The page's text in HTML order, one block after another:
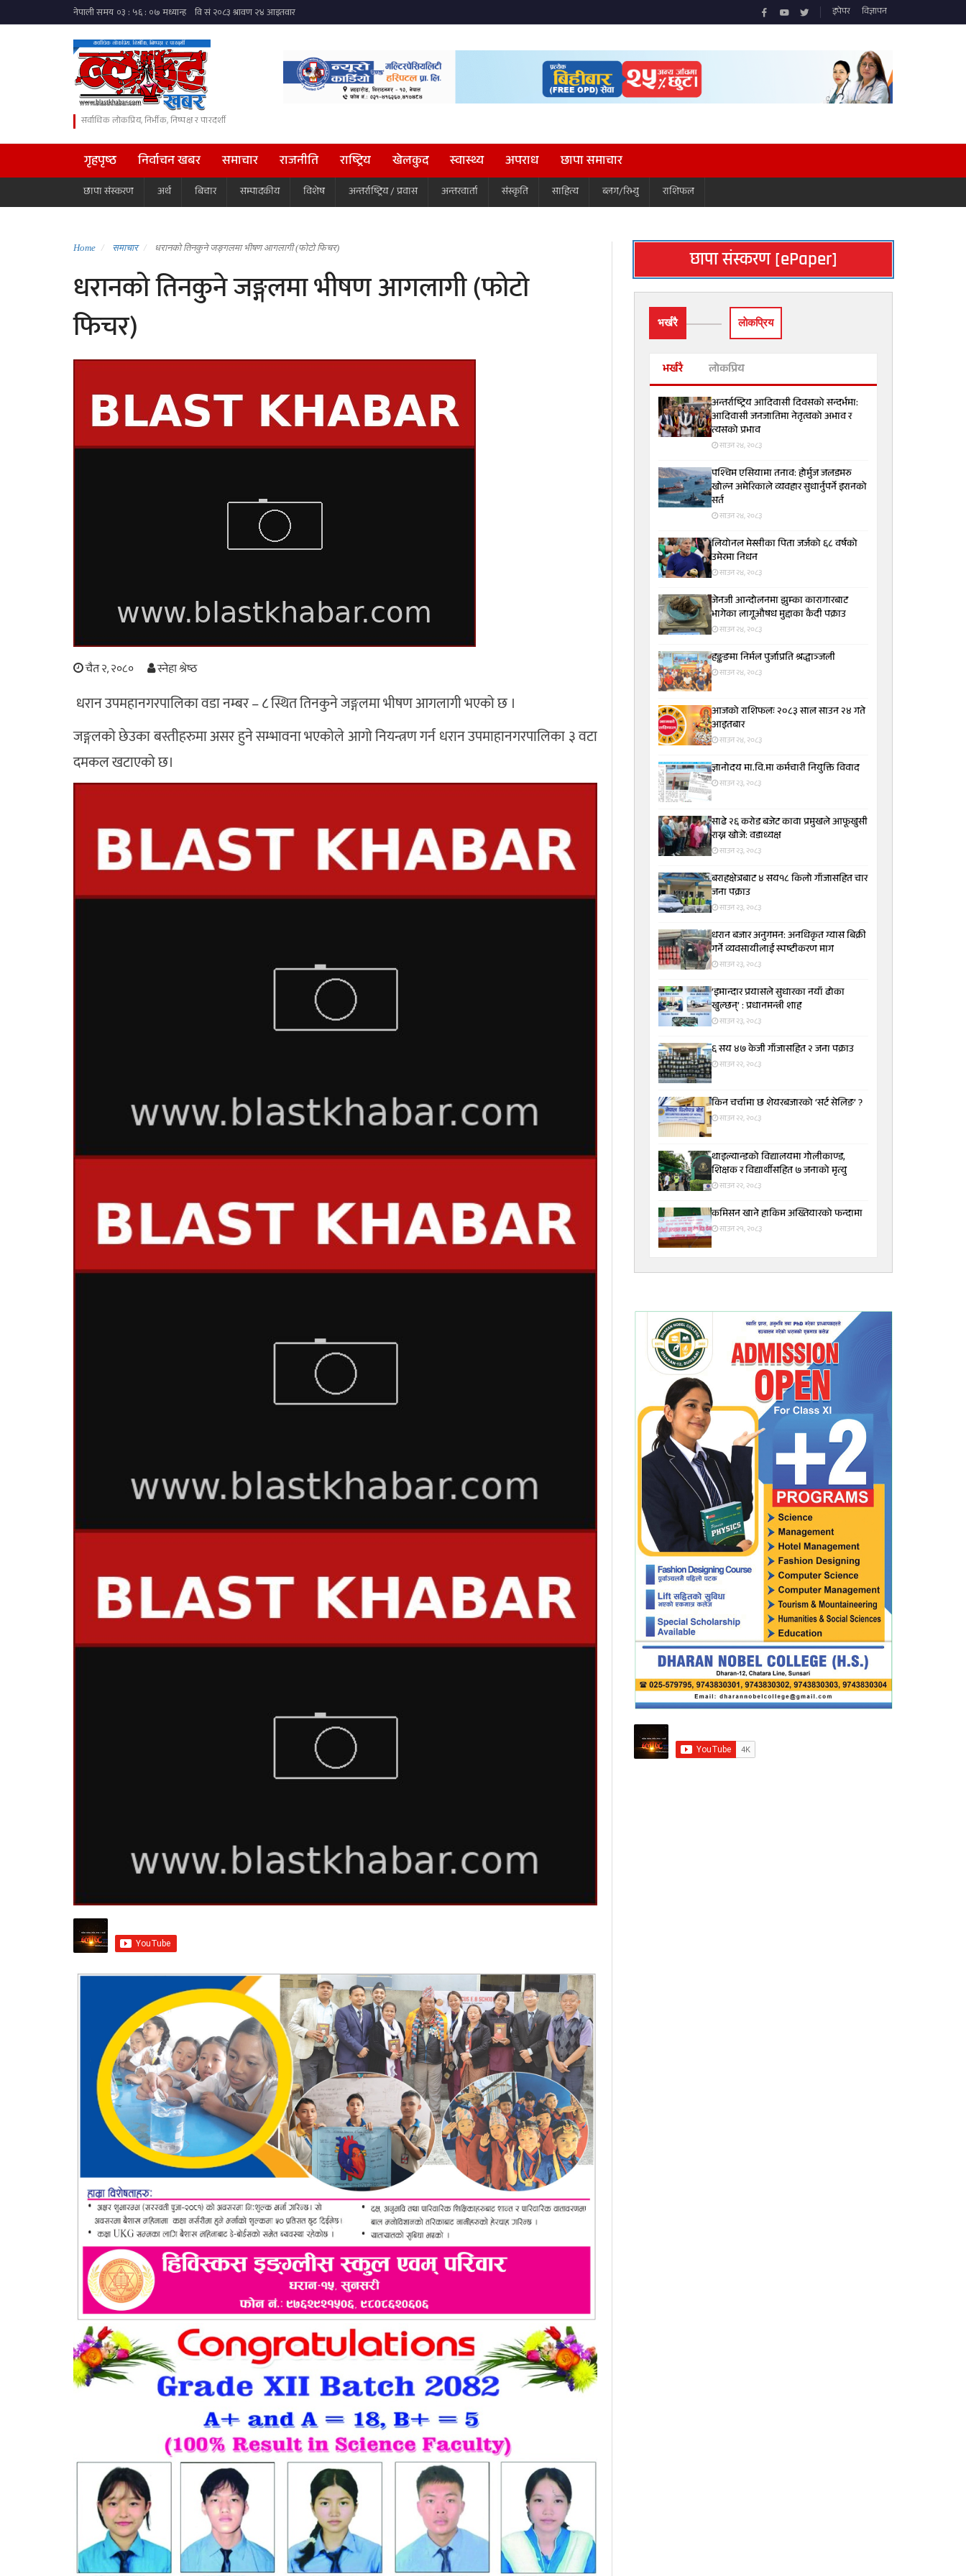
इपेपर विज्ञापन
सर्वाधिक लोकप्रिय, निर्भीक, निष्पक्ष र पारदर्शी
गृहपृष्ठ निर्वाचन खबर समाचार राजनीति राष्ट्रिय खेलकुद स्वास्थ्य अपराध छापा समाचार
छापा संस्करण अर्थ बिचार सम्पादकीय विशेष अन्तर्राष्ट्रिय / प्रवास अन्तरवार्ता संस्कृति साहित्य ब्लग/रिभ्यु राशिफल
Home समाचार धरानको तिनकुने जङ्गलमा भीषण आगलागी (फोटो फिचर)
धरानको तिनकुने जङ्गलमा भीषण आगलागी (फोटो
फिचर)
चैत २, २०८० स्नेहा श्रेष्ठ
धरान उपमहानगरपालिका वडा नम्बर – ८ स्थित तिनकुने जङ्गलमा भीषण आगलागी भएको छ ।
जङ्गलको छेउका बस्तीहरुमा असर हुने सम्भावना भएकोले आगो नियन्त्रण गर्न धरान उपमाहानगरपालिका ३ वटा
दमकल खटाएको छ।
छापा संस्करण [ePaper]
भर्खरै लाेकप्रिय
भर्खरै लोकप्रिय
अन्तर्राष्ट्रिय आदिवासी दिवसको सन्दर्भमा:
आदिवासी जनजातिमा नेतृत्वको अभाव र
त्यसको प्रभाव
साउन २४, २०८३
पश्चिम एसियामा तनाव: होर्मुज जलडमरु
खोल्न अमेरिकाले व्यवहार सुधार्नुपर्ने इरानको
सर्त
साउन २४, २०८३
लियोनल मेस्सीका पिता जर्जको ६८ वर्षको
उमेरमा निधन
साउन २४, २०८३
जेनजी आन्दोलनमा झुम्का कारागारबाट
भागेका लागूऔषध मुद्दाका कैदी पक्राउ
साउन २४, २०८३
हङ्कङमा निर्मल पुर्जाप्रति श्रद्धाञ्जली
साउन २४, २०८३
आजको राशिफलः २०८३ साल साउन २४ गते
आइतबार
साउन २४, २०८३
ज्ञानोदय मा.वि.मा कर्मचारी नियुक्ति विवाद
साउन २३, २०८३
साढे २६ करोड बजेट कावा प्रमुखले आफूखुसी
राख्न खोजे: वडाध्यक्ष
साउन २३, २०८३
बराहक्षेत्रबाट ४ सय१८ किलो गाँजासहित चार
जना पक्राउ
साउन २३, २०८३
धरान बजार अनुगमन: अनधिकृत ग्यास बिक्री
गर्ने व्यवसायीलाई स्पष्टीकरण माग
साउन २३, २०८३
‘इमान्दार प्रयासले सुधारका नयाँ ढोका
खुल्छन्’ : प्रधानमन्त्री शाह
साउन २३, २०८३
६ सय ४७ केजी गाँजासहित २ जना पक्राउ
साउन २२, २०८३
किन चर्चामा छ शेयरबजारको ‘सर्ट सेलिङ’ ?
साउन २२, २०८३
थाइल्यान्डको विद्यालयमा गोलीकाण्ड,
शिक्षक र विद्यार्थीसहित ७ जनाको मृत्यु
साउन २२, २०८३
कमिसन खाने हाकिम अख्तियारको फन्दामा
साउन २१, २०८३